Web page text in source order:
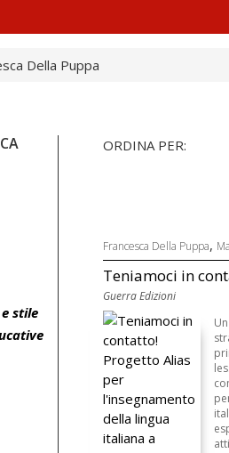
Della Puppa
stile
ORDINA PER:
Francesca Della Puppa,
Teniamoci in
Guerra Edizioni